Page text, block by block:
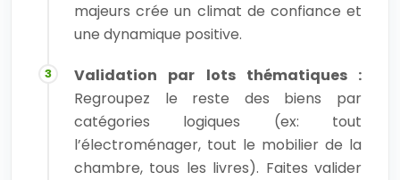
majeurs crée un climat de confiance et
une dynamique positive.
Validation par lots thématiques :
Regroupez le reste des biens par
catégories logiques (ex: tout
l’électroménager, tout le mobilier de la
chambre, tous les livres). Faites valider